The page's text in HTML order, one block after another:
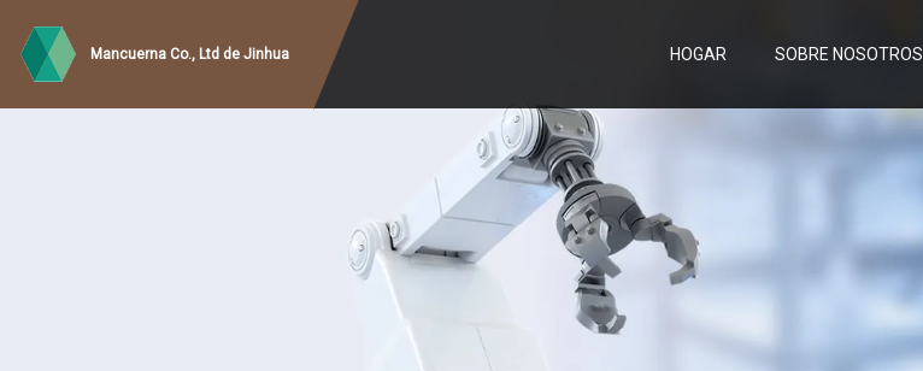
Mancuerna Co., Ltd de Jinhua HOGAR SOBRE NOSOTROS